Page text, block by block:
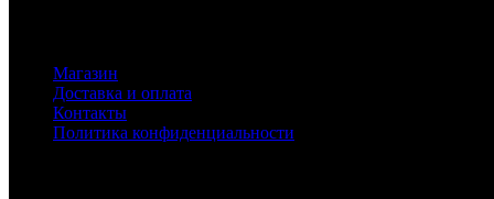
Магазин
Доставка и оплата
Контакты
Политика конфиденциальности